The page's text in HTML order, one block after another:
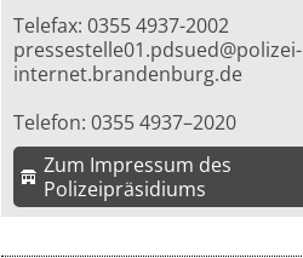
Telefax: 0355 4937-2002
pressestelle01.pdsued@polizei-
internet.brandenburg.de
Telefon: 0355 4937–2020
Zum Impressum des
Polizeipräsidiums